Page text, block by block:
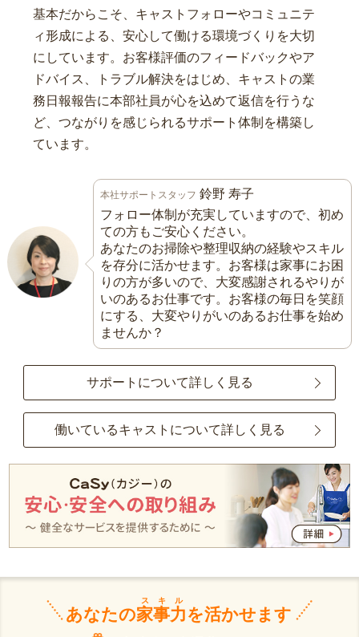
基本だからこそ、キャストフォローやコミュニテ
ィ形成による、安心して働ける環境づくりを大切
にしています。お客様評価のフィードバックやア
ドバイス、トラブル解決をはじめ、キャストの業
務日報報告に本部社員が心を込めて返信を行うな
ど、つながりを感じられるサポート体制を構築し
ています。
本社サポートスタッフ 鈴野 寿子
フォロー体制が充実していますので、初め
ての方もご安心ください。
あなたのお掃除や整理収納の経験やスキル
を存分に活かせます。お客様は家事にお困
りの方が多いので、大変感謝されるやりが
いのあるお仕事です。お客様の毎日を笑顔
にする、大変やりがいのあるお仕事を始め
ませんか？
サポートについて詳しく見る
働いているキャストについて詳しく見る
あなたの家事力
スキル
を活かせます